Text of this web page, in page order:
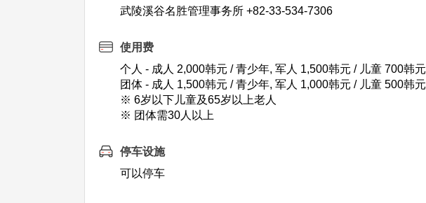
武陵溪谷名胜管理事务所 +82-33-534-7306
使用费
个人 - 成人 2,000韩元 / 青少年, 军人 1,500韩元 / 儿童 700韩元
团体 - 成人 1,500韩元 / 青少年, 军人 1,000韩元 / 儿童 500韩元
※ 6岁以下儿童及65岁以上老人
※ 团体需30人以上
停车设施
可以停车